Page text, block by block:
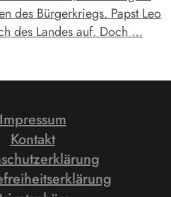
des Bürgerkriegs. Papst Leo
des Landes auf. Doch …
Kontakt